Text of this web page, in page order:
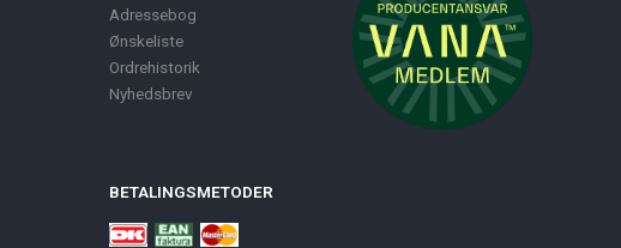
Adressebog
Ønskeliste
Ordrehistorik
Nyhedsbrev
BETALINGSMETODER